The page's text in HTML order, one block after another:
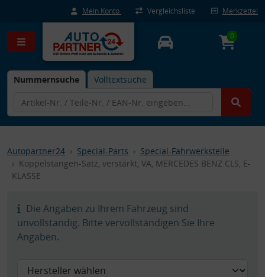
Mein Konto Vergleichsliste Merkzettel
Nummernsuche Volltextsuche
0
Autopartner24 Special-Parts
Special-Fahrwerksteile
Koppelstangen-Satz, verstärkt, VA, MERCEDES BENZ CLS, E-
KLASSE
Die Angaben zu Ihrem Fahrzeug sind
unvollständig. Bitte vervollständigen Sie Ihre
Angaben.